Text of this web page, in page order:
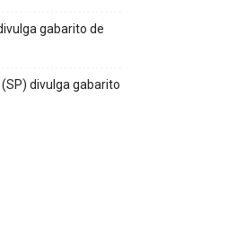
gabarito de
divulga gabarito